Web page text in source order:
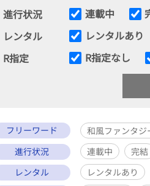
進行状況
連載中
レンタル
レンタルあり
R指定
R指定なし
フリーワード
和風ファンタジ
進行状況
連載中
完結
レンタル
レンタルあり